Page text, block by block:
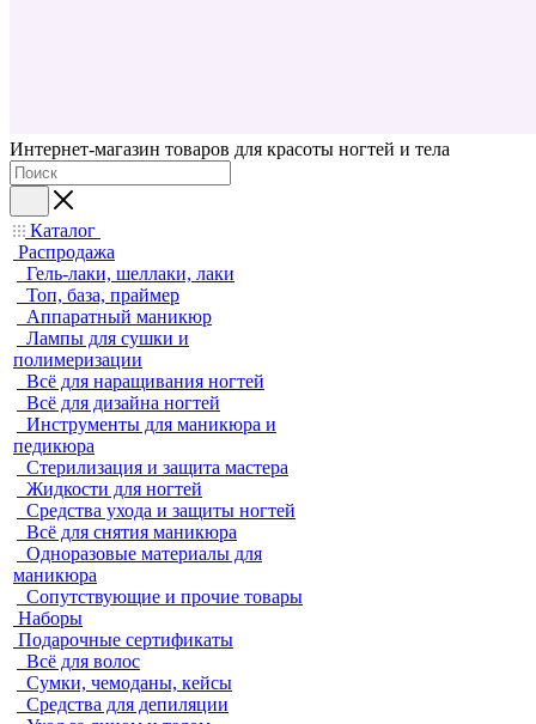
Интернет-магазин товаров для красоты ногтей и тела
Каталог
Распродажа
Гель-лаки, шеллаки, лаки
Топ, база, праймер
Аппаратный маникюр
Лампы для сушки и
полимеризации
Всё для наращивания ногтей
Всё для дизайна ногтей
Инструменты для маникюра и
педикюра
Стерилизация и защита мастера
Жидкости для ногтей
Средства ухода и защиты ногтей
Всё для снятия маникюра
Одноразовые материалы для
маникюра
Сопутствующие и прочие товары
Наборы
Подарочные сертификаты
Всё для волос
Сумки, чемоданы, кейсы
Средства для депиляции